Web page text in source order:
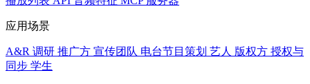
应用场景
A&R 调研 推广方 宣传团队 电台节目策划 艺人 版权方 授权与
同步 学生